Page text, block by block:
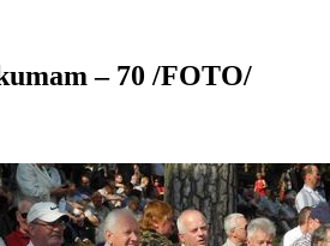
– 70 /FOTO/